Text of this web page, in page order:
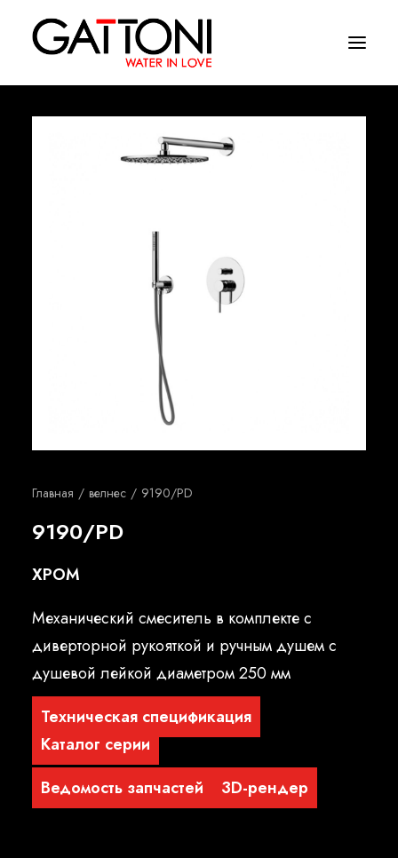
Главная велнес 9190/PD
9190/PD
ХРОМ
Механический смеситель в комплекте с
диверторной рукояткой и ручным душем с
душевой лейкой диаметром 250 мм
Техническая спецификация
Каталог серии
Ведомость запчастей
3D-рендер